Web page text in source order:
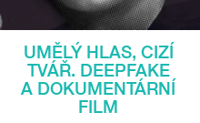
UMĚLÝ HLAS, CIZÍ
TVÁŘ. DEEPFAKE
A DOKUMENTÁRNÍ
FILM